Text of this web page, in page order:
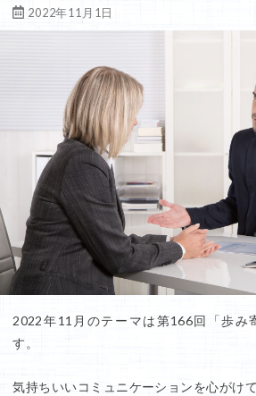
2022年11月1日
2022年11月のテーマは第166回「歩み
す。
気持ちいいコミュニケーションを心がけ